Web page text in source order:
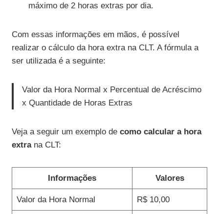
máximo de 2 horas extras por dia.
Com essas informações em mãos, é possível
realizar o cálculo da hora extra na CLT. A fórmula a
ser utilizada é a seguinte:
Valor da Hora Normal x Percentual de Acréscimo
x Quantidade de Horas Extras
Veja a seguir um exemplo de como calcular a hora
extrana CLT:
Informações Valores
Valor da Hora Normal R$ 10,00